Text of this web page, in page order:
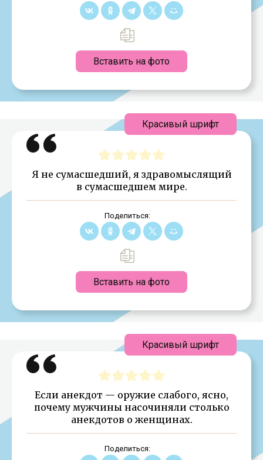
Вставить на фото
Я не сумасшедший, я здравомыслящий
в сумасшедшем мире.
Поделиться:
Вставить на фото
Красивый шрифт
Если анекдот — оружие слабого, ясно,
почему мужчины насочиняли столько
анекдотов о женщинах.
Поделиться:
Красивый шрифт